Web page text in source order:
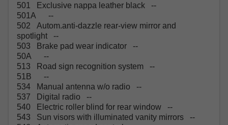
501 Exclusive nappa leather black --
501A --
502 Autom.anti-dazzle rear-view mirror and
spotlight --
503 Brake pad wear indicator --
50A --
513 Road sign recognition system --
51B --
534 Manual antenna w/o radio --
537 Digital radio --
540 Electric roller blind for rear window --
543 Sun visors with illuminated vanity mirrors --